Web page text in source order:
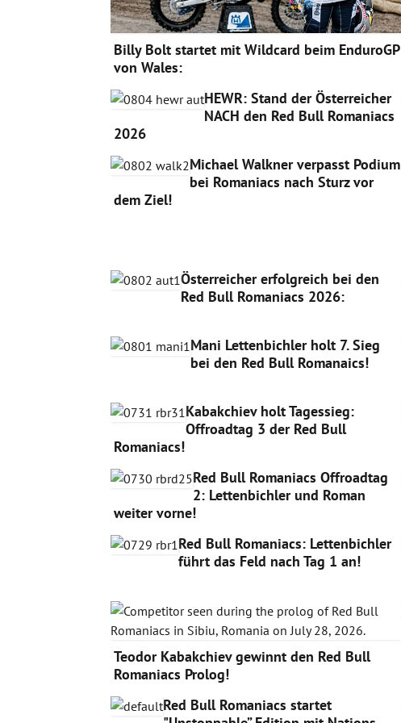
Billy Bolt startet mit Wildcard beim EnduroGP
von Wales:
HEWR: Stand der Österreicher
NACH den Red Bull Romaniacs
2026
Michael Walkner verpasst Podium
bei Romaniacs nach Sturz vor
dem Ziel!
Österreicher erfolgreich bei den
Red Bull Romaniacs 2026:
Mani Lettenbichler holt 7. Sieg
bei den Red Bull Romanaics!
Kabakchiev holt Tagessieg:
Offroadtag 3 der Red Bull
Romaniacs!
Red Bull Romaniacs Offroadtag
2: Lettenbichler und Roman
weiter vorne!
Red Bull Romaniacs: Lettenbichler
führt das Feld nach Tag 1 an!
Teodor Kabakchiev gewinnt den Red Bull
Romaniacs Prolog!
Red Bull Romaniacs startet